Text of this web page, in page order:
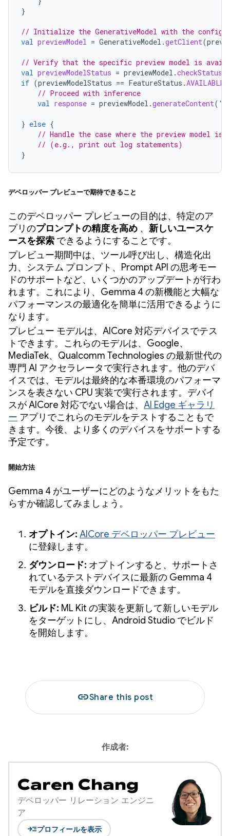
}
// Initialize the GenerativeModel with the
val previewModel = GenerativeModel .getClient(
// Verify that the specific preview model is
val previewModelStatus = previewModel .checkStatus
if (previewModelStatus == FeatureStatus . AVAILABLE
// Proceed with inference
val response = previewModel .generateContent( "If
} else {
// Handle the case where the preview model is
// (e.g., print out log statements)
}
デベロッパー プレビューで期待できること
このデベロッパー プレビューの目的は、特定のア
プリのプロンプトの精度を高め 、 新しいユースケ
ースを探索 できるようにすることです。
プレビュー期間中は、ツール呼び出し、構造化出
力、システム プロンプト、Prompt API の思考モー
ドのサポートなど、いくつかのアップデートが行わ
れます。これにより、Gemma 4 の新機能と大幅な
パフォーマンスの最適化を簡単に活用できるように
なります。
プレビュー モデルは、AICore 対応デバイスでテス
トできます。これらのモデルは、Google、
MediaTek、Qualcomm Technologies の最新世代の
専門 AI アクセラレータで実行されます。他のデバ
イスでは、モデルは最終的な本番環境のパフォーマ
ンスを表さない CPU 実装で実行されます。デバイ
スが AICore 対応でない場合は、 AI Edge ギャラリ
ー アプリでこれらのモデルをテストすることもで
きます。今後、より多くのデバイスをサポートする
予定です。
開始方法
Gemma 4 がユーザーにどのようなメリットをもた
らすか確認してみましょう。
オプトイン: AICore デベロッパー プレビュー
に登録します。
ダウンロード: オプトインすると、サポートさ
れているテストデバイスに最新の Gemma 4
モデルを直接ダウンロードできます。
ビルド: ML Kit の実装を更新して新しいモデル
をターゲットにし、Android Studio でビルド
を開始します。
linkShare this post
作成者:
Caren Chang
デベロッパー リレーション エンジニ
ア
read_moreプロフィールを表示